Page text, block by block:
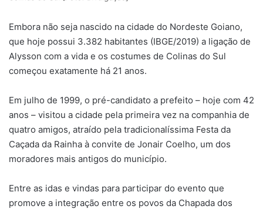
Embora não seja nascido na cidade do Nordeste Goiano,
que hoje possui 3.382 habitantes (IBGE/2019) a ligação de
Alysson com a vida e os costumes de Colinas do Sul
começou exatamente há 21 anos.
Em julho de 1999, o pré-candidato a prefeito – hoje com 42
anos – visitou a cidade pela primeira vez na companhia de
quatro amigos, atraído pela tradicionalíssima Festa da
Caçada da Rainha à convite de Jonair Coelho, um dos
moradores mais antigos do município.
Entre as idas e vindas para participar do evento que
promove a integração entre os povos da Chapada dos